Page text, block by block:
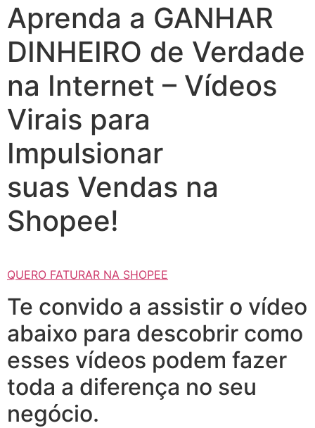
Aprenda a GANHAR
DINHEIRO de Verdade
na Internet – Vídeos
Virais para
Impulsionar
suas Vendas na
Shopee!
QUERO FATURAR NA SHOPEE
Te convido a assistir o vídeo
abaixo para descobrir como
esses vídeos podem fazer
toda a diferença no seu
negócio.